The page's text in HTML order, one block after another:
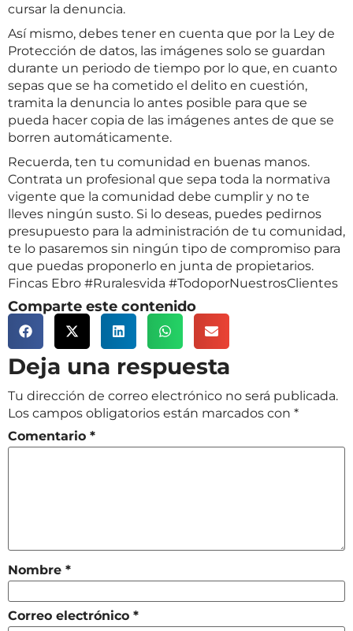
cursar la denuncia.
Así mismo, debes tener en cuenta que por la Ley de
Protección de datos, las imágenes solo se guardan
durante un periodo de tiempo por lo que, en cuanto
sepas que se ha cometido el delito en cuestión,
tramita la denuncia lo antes posible para que se
pueda hacer copia de las imágenes antes de que se
borren automáticamente.
Recuerda, ten tu comunidad en buenas manos.
Contrata un profesional que sepa toda la normativa
vigente que la comunidad debe cumplir y no te
lleves ningún susto. Si lo deseas, puedes pedirnos
presupuesto para la administración de tu comunidad,
te lo pasaremos sin ningún tipo de compromiso para
que puedas proponerlo en junta de propietarios.
Fincas Ebro #Ruralesvida #TodoporNuestrosClientes
Comparte este contenido
Deja una respuesta
Tu dirección de correo electrónico no será publicada.
Los campos obligatorios están marcados con *
Comentario *
Nombre *
Correo electrónico *